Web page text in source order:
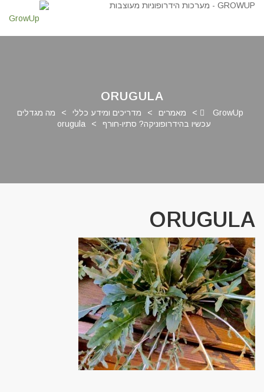
ORUGULA
GrowUp
> מאמרים > מדריכים ומידע כללי >
מה מגדלים
עכשיו בהידרופוניקה? סתיו-חורף
>
orugula
ORUGULA